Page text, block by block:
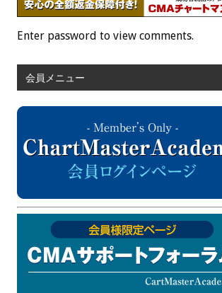
Enter password to view comments.
会員メニュー